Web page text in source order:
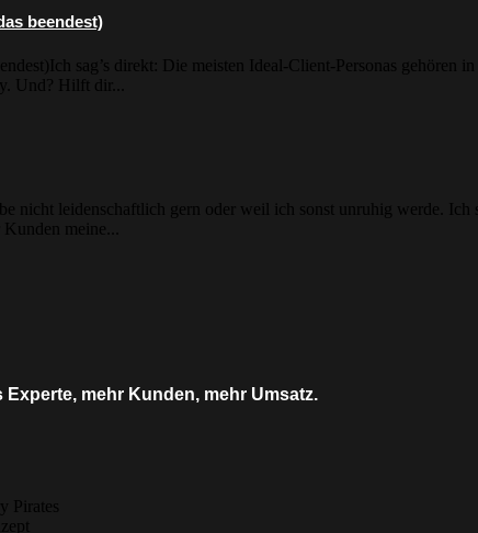
beendest)
sag’s direkt: Die meisten Ideal-Client-Personas gehören
Und? Hilft dir...
nicht leidenschaftlich gern oder weil ich sonst unruhig werde. Ich
meine...
mehr Kunden, mehr Umsatz.